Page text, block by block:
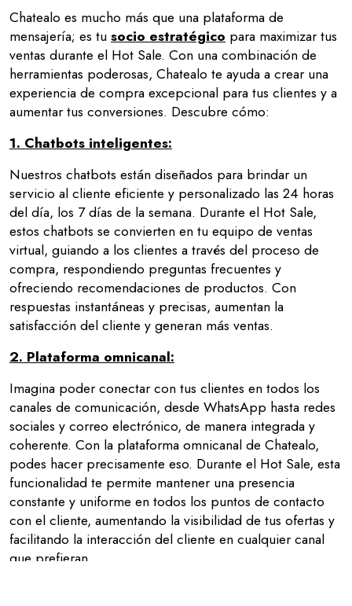
Chatealo es mucho más que una plataforma de
mensajería; es tu socio estratégico para maximizar tus
ventas durante el Hot Sale. Con una combinación de
herramientas poderosas, Chatealo te ayuda a crear una
experiencia de compra excepcional para tus clientes y a
aumentar tus conversiones. Descubre cómo:
1. Chatbots inteligentes:
Nuestros chatbots están diseñados para brindar un
servicio al cliente eficiente y personalizado las 24 horas
del día, los 7 días de la semana. Durante el Hot Sale,
estos chatbots se convierten en tu equipo de ventas
virtual, guiando a los clientes a través del proceso de
compra, respondiendo preguntas frecuentes y
ofreciendo recomendaciones de productos. Con
respuestas instantáneas y precisas, aumentan la
satisfacción del cliente y generan más ventas.
2. Plataforma omnicanal:
Imagina poder conectar con tus clientes en todos los
canales de comunicación, desde WhatsApp hasta redes
sociales y correo electrónico, de manera integrada y
coherente. Con la plataforma omnicanal de Chatealo,
podes hacer precisamente eso. Durante el Hot Sale, esta
funcionalidad te permite mantener una presencia
constante y uniforme en todos los puntos de contacto
con el cliente, aumentando la visibilidad de tus ofertas y
facilitando la interacción del cliente en cualquier canal
que prefieran.